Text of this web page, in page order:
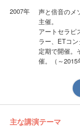
2007年
声と倍音のメ
主催。
アートセラピ
ラー、ETコ
定期で開催。
催。（～2015
3月、CDア
ネパールに
どで幅広くシ
主な講演テーマ